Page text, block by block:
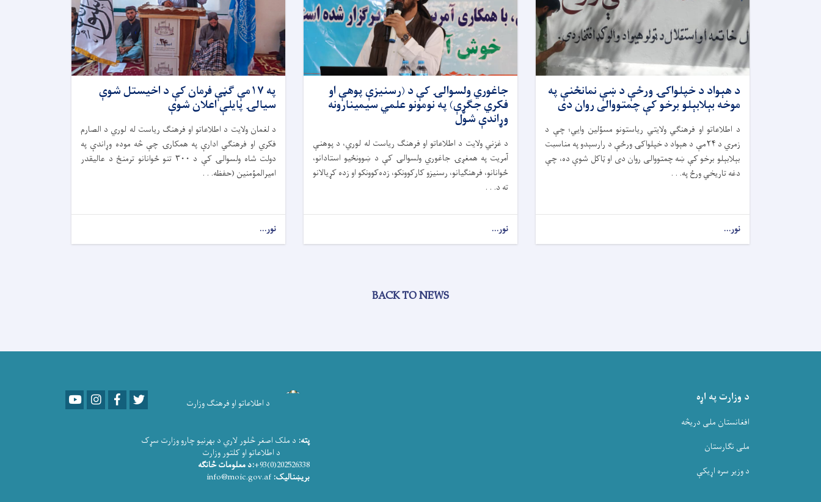
د هېواد د خپلواکۍ ورځې د ښې نمانځنې په
موخه بېلابېلو برخو کې چمتووالی روان دی
د اطلاعاتو او فرهنګي ولایتي ریاستونو مسؤلین وایي؛ چې د
زمري د ۲۴مې د هېواد د خپلواکۍ ورځې د رارسېدو په مناسبت
بېلابېلو برخو کې ښه چمتووالی روان دی او ټاکل شوې ده، چې
دغه تاریخي ورځ په. . .
نور...
جاغوري ولسوالۍ کې د (رسنیزې پوهې او
فکري جګړې) په نومونو علمي سیمینارونه
وړاندې شول
د غزني ولایت د اطلاعاتو او فرهنګ ریاست له لوري، د پوهنې
آمریت په همغږۍ جاغوري ولسوالۍ کې د ښوونځیو استادانو،
ځوانانو، فرهنګیانو، رسنیزو کارکوونکو، زده‌کوونکو او زده کړیالانو
ته د. . .
نور...
په ۱۷مې ګڼې فرمان کې د اخیستل شوې
سیالۍ پایلې اعلان شوې
د لغمان ولایت د اطلاعاتو او فرهنګ ریاست له لوري د الصارم
فکري او فرهنګي ادارې په همکارۍ چې څه موده وړاندې په
دولت شاه ولسوالۍ کې د ۳۰۰ تنو ځوانانو ترمنځ د عالیقدر
امیرالمؤمنین (حفظه. . .
نور...
BACK TO NEWS
د وزارت په اړه
افغانستان ملی دریڅه
ملی نگارستان
د وزیر سره اړیکې
د اطلاعاتو او فرهنګ وزارت YoutubeLinkedInFacebook
پته: د ملک اصغر څلور لاري د بهرنیو چارو وزارت سړک
د اطلاعاتو او کلتور وزارت
202526338(0)93+
:د معلومات څانګه
بریښنالیک: info@moic.gov.af